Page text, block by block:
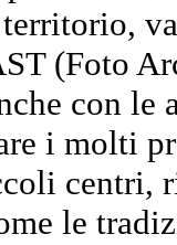
(Foto
con
i molti
centri,
le